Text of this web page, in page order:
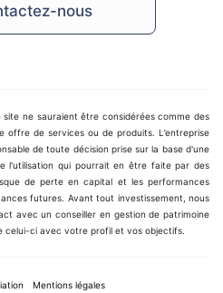
nous
ne sauraient être considérées comme des
offre de services ou de produits. L’entreprise
de toute décision prise sur la base d'une
l'utilisation qui pourrait en être faite par des
de perte en capital et les performances
futures. Avant tout investissement, nous
avec un conseiller en gestion de patrimoine
celui-ci avec votre profil et vos objectifs.
Mentions légales